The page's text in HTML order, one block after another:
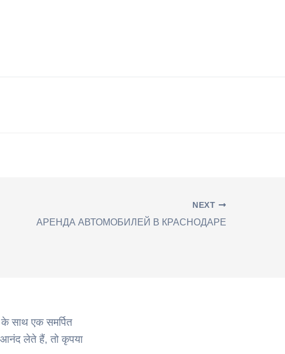
NEXT
АРЕНДА АВТОМОБИЛЕЙ В КРАСНОДАРЕ
साथ एक समर्पित
आनंद लेते हैं, तो कृपया